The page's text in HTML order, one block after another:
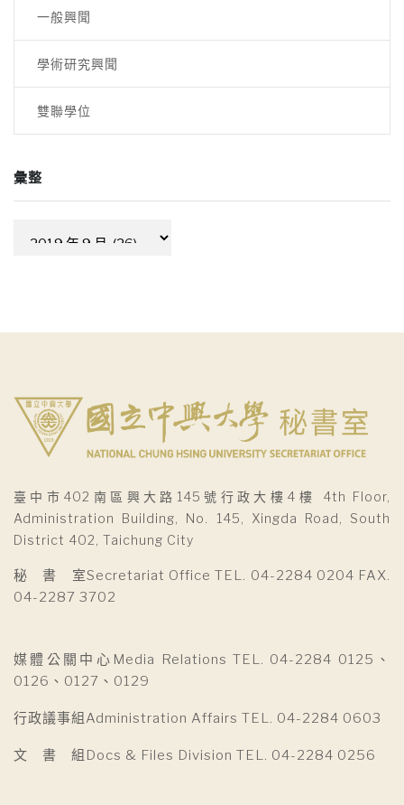
一般興聞
學術研究興聞
雙聯學位
彙整
臺中市402南區興大路145號行政大樓4樓 4th Floor,
Administration Building, No. 145, Xingda Road, South
District 402, Taichung City
秘 書 室Secretariat Office TEL. 04-2284 0204 FAX.
04-2287 3702
媒體公關中心Media Relations TEL. 04-2284 0125、
0126、0127、0129
行政議事組Administration Affairs TEL. 04-2284 0603
文 書 組Docs & Files Division TEL. 04-2284 0256